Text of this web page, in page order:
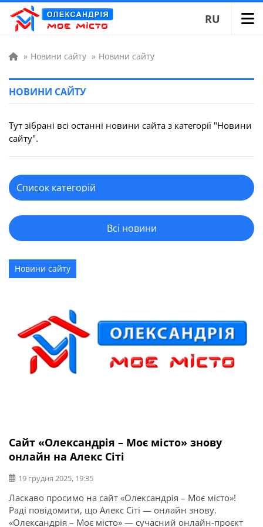
RU
» Новини сайту » Новини сайту
НОВИНИ САЙТУ
Тут зібрані всі останні новини сайта з категорії "Новини
сайту".
Всі новини
Новини сайту
Сайт «Олександрія – Моє місто» знову
онлайн на Алекс Сіті
19 грудня 2025, 19:35
Ласкаво просимо на сайт «Олександрія – Моє місто»!
Раді повідомити, що Алекс Сіті — онлайн знову.
«Олександрія – Моє місто» — сучасний онлайн-проєкт